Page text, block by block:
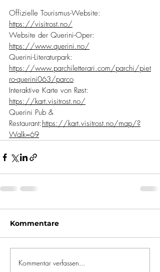
Offizielle Tourismus-Website:
https://visitrost.no/
Website der Querini-Oper:
https://www.querini.no/
Querini-Literaturpark:
https://www.parchiletterari.com/parchi/piet
ro-querini063/parco
Interaktive Karte von Røst:
https://kart.visitrost.no/
Querini Pub &
Restaurant:https://kart.visitrost.no/map/?
Walk=69
Kommentare
Kommentar verfassen...